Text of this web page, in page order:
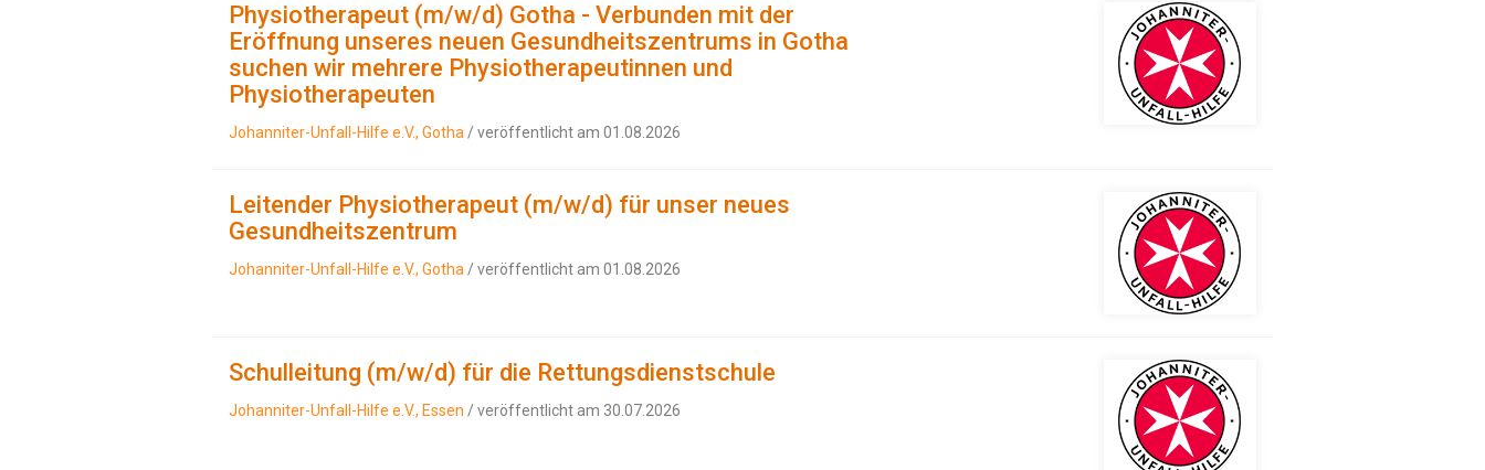
Physiotherapeut (m/w/d) Gotha - Verbunden mit der
Eröffnung unseres neuen Gesundheitszentrums in Gotha
suchen wir mehrere Physiotherapeutinnen und
Physiotherapeuten
Johanniter-Unfall-Hilfe e.V., Gotha/ veröffentlicht am 01.08.2026
Leitender Physiotherapeut (m/w/d) für unser neues
Gesundheitszentrum
Johanniter-Unfall-Hilfe e.V., Gotha/ veröffentlicht am 01.08.2026
Schulleitung (m/w/d) für die Rettungsdienstschule
Johanniter-Unfall-Hilfe e.V., Essen / veröffentlicht am 30.07.2026